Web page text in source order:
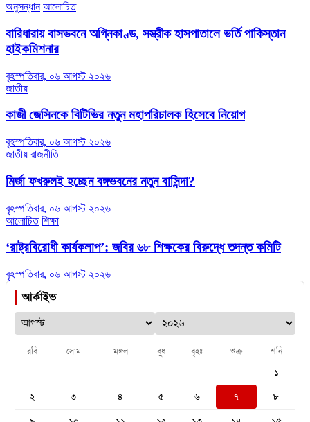
অনুসন্ধান আলোচিত
বারিধারায় বাসভবনে অগ্নিকাণ্ড, সস্ত্রীক হাসপাতালে ভর্তি পাকিস্তান
হাইকমিশনার
বৃহস্পতিবার, ০৬ আগস্ট ২০২৬
জাতীয়
কাজী জেসিনকে বিটিভির নতুন মহাপরিচালক হিসেবে নিয়োগ
বৃহস্পতিবার, ০৬ আগস্ট ২০২৬
জাতীয় রাজনীতি
মির্জা ফখরুলই হচ্ছেন বঙ্গভবনের নতুন বাসিন্দা?
বৃহস্পতিবার, ০৬ আগস্ট ২০২৬
আলোচিত শিক্ষা
‘রাষ্ট্রবিরোধী কার্যকলাপ’: জবির ৬৮ শিক্ষকের বিরুদ্ধে তদন্ত কমিটি
বৃহস্পতিবার, ০৬ আগস্ট ২০২৬
আর্কাইভ
রবি সোম মঙ্গল বুধ বৃহঃ শুক্র শনি
১
২
৩ ৪ ৫ ৬ ৭
৮